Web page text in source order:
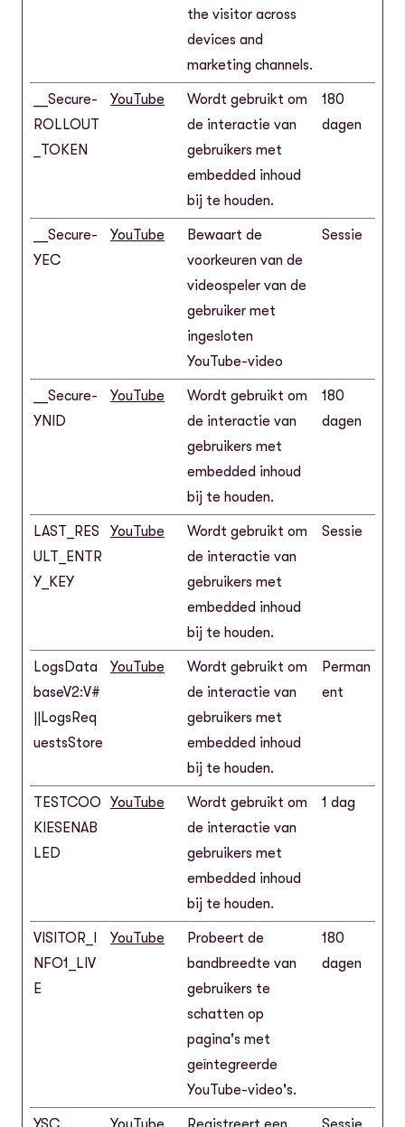
the visitor across
devices and
marketing channels.
__Secure-
ROLLOUT
_TOKEN
YouTube
Wordt gebruikt om
de interactie van
gebruikers met
embedded inhoud
bij te houden.
180
dagen
__Secure-
YEC
YouTube
Bewaart de
voorkeuren van de
videospeler van de
gebruiker met
ingesloten
YouTube-video
Sessie
__Secure-
YNID
YouTube
Wordt gebruikt om
de interactie van
gebruikers met
embedded inhoud
bij te houden.
180
dagen
LAST_RES
ULT_ENTR
Y_KEY
YouTube
Wordt gebruikt om
de interactie van
gebruikers met
embedded inhoud
bij te houden.
Sessie
LogsData
baseV2:V#
||LogsReq
uestsStore
YouTube
Wordt gebruikt om
de interactie van
gebruikers met
embedded inhoud
bij te houden.
Perman
ent
TESTCOO
KIESENAB
LED
YouTube
Wordt gebruikt om
de interactie van
gebruikers met
embedded inhoud
bij te houden.
1 dag
VISITOR_I
NFO1_LIV
E
YouTube
Probeert de
bandbreedte van
gebruikers te
schatten op
pagina's met
geïntegreerde
YouTube-video's.
180
dagen